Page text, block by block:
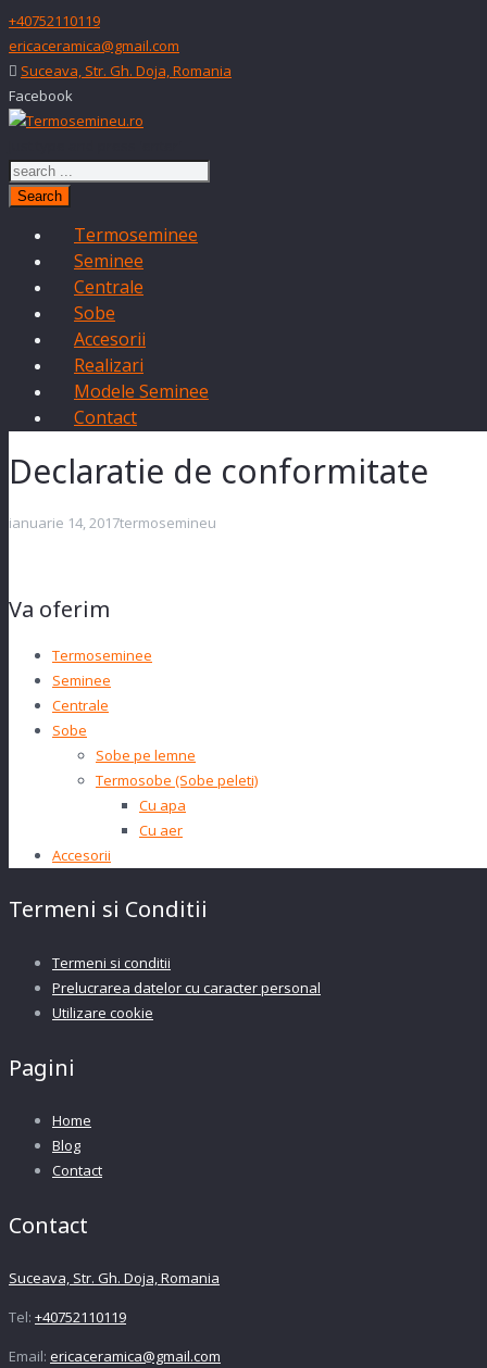
+40752110119
ericaceramica@gmail.com
Suceava, Str. Gh. Doja, Romania
Facebook
Search
Termoseminee
Seminee
Centrale
Sobe
Accesorii
Realizari
Modele Seminee
Contact
Declaratie de conformitate
ianuarie 14, 2017termosemineu
Va oferim
Termoseminee
Seminee
Centrale
Sobe
Sobe pe lemne
Termosobe (Sobe peleti)
Cu apa
Cu aer
Accesorii
Termeni si Conditii
Termeni si conditii
Prelucrarea datelor cu caracter personal
Utilizare cookie
Pagini
Home
Blog
Contact
Contact
Suceava, Str. Gh. Doja, Romania
Tel: +40752110119
Email: ericaceramica@gmail.com